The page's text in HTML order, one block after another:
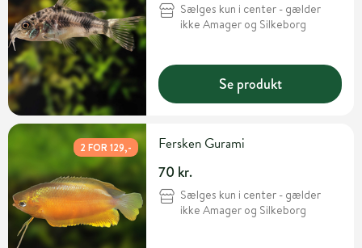
Sælges kun i center - gælder
ikke Amager og Silkeborg
Se produkt
2 FOR 129,- Fersken Gurami
70 kr.
Sælges kun i center - gælder
ikke Amager og Silkeborg